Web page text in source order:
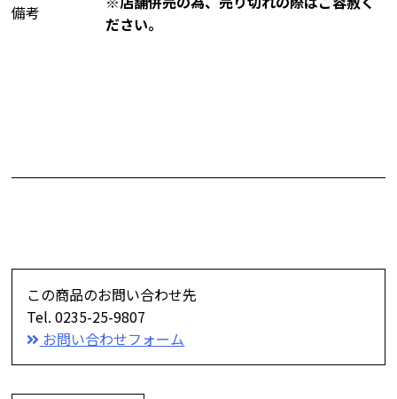
備考
ださい。
この商品のお問い合わせ先
Tel. 0235-25-9807
お問い合わせフォーム